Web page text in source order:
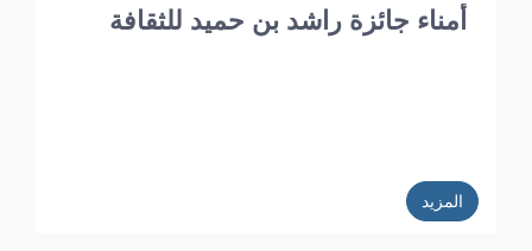
أمناء جائزة راشد بن حميد للثقافة
المزيد